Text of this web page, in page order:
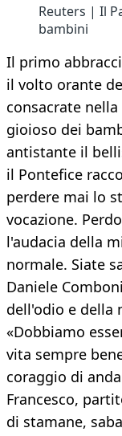
Reuters | Il
bambini
Il primo
il volto orante
consacrate
gioioso dei
antistante il
il Pontefice
perdere mai lo
vocazione.
l'audacia della
normale. Siate
Daniele
dell'odio e della
«Dobbiamo
vita sempre
coraggio di
Francesco,
di stamane,